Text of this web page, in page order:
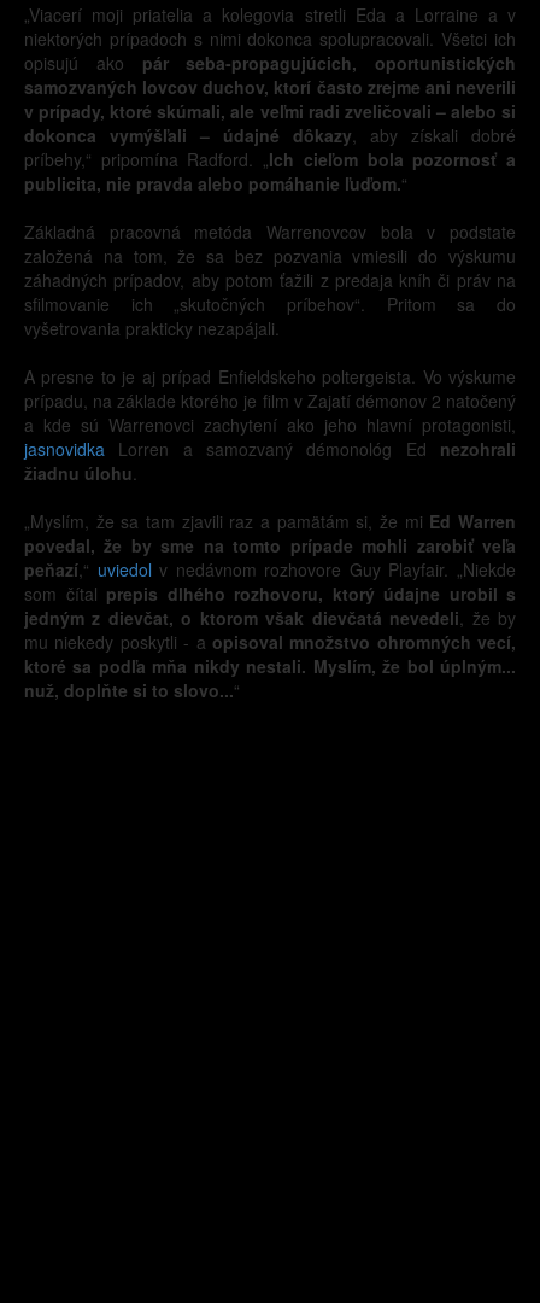
„Viacerí moji priatelia a kolegovia stretli Eda a Lorraine a v
niektorých prípadoch s nimi dokonca spolupracovali. Všetci ich
opisujú ako pár seba-propagujúcich, oportunistických
samozvaných lovcov duchov, ktorí často zrejme ani neverili
v prípady, ktoré skúmali, ale veľmi radi zveličovali – alebo si
dokonca vymýšľali – údajné dôkazy, aby získali dobré
príbehy,“ pripomína Radford. „Ich cieľom bola pozornosť a
publicita, nie pravda alebo pomáhanie ľuďom.“
Základná pracovná metóda Warrenovcov bola v podstate
založená na tom, že sa bez pozvania vmiesili do výskumu
záhadných prípadov, aby potom ťažili z predaja kníh či práv na
sfilmovanie ich „skutočných príbehov“. Pritom sa do
vyšetrovania prakticky nezapájali.
A presne to je aj prípad Enfieldskeho poltergeista. Vo výskume
prípadu, na základe ktorého je film v Zajatí démonov 2 natočený
a kde sú Warrenovci zachytení ako jeho hlavní protagonisti,
jasnovidka Lorren a samozvaný démonológ Ed nezohrali
žiadnu úlohu.
„Myslím, že sa tam zjavili raz a pamätám si, že mi Ed Warren
povedal, že by sme na tomto prípade mohli zarobiť veľa
peňazí,“ uviedol v nedávnom rozhovore Guy Playfair. „Niekde
som čítal prepis dlhého rozhovoru, ktorý údajne urobil s
jedným z dievčat, o ktorom však dievčatá nevedeli, že by
mu niekedy poskytli - a opisoval množstvo ohromných vecí,
ktoré sa podľa mňa nikdy nestali. Myslím, že bol úplným...
nuž, doplňte si to slovo...“